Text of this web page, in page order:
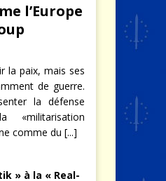
l’Europe
la paix, mais ses
de guerre.
la défense
«militarisation
comme du [...]
» à la « Real-